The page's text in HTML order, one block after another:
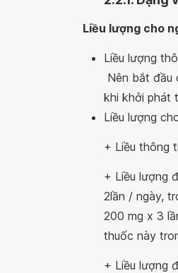
Liều lượng cho
Liều lượng
Nên bắt đầu
khi khởi phát
Liều lượng
+ Liều thông
+ Liều lượng
2lần / ngày,
200 mg x 3
thuốc này
+ Liều lượng